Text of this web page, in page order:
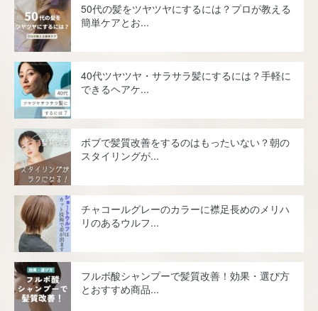
50代の髪をツヤツヤにするには？プロが教える
簡単ケアとお...
40代ツヤツヤ・サラサラ髪にするには？手軽に
できるヘアケ...
ボブで髪質改善をするのはもったいない？朝の
スタイリングが...
チャコールグレーのカラーに襟足長めのメリハ
リのあるウルフ...
フルボ酸シャンプーで髪質改善！効果・選び方
とおすすめ商品...